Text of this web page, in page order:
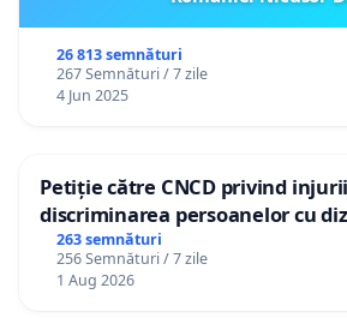
26 813 semnături
267 Semnături / 7 zile
4 Jun 2025
Petiție către CNCD privind
discriminarea persoanelor cu
către utilizatorul TikTok „Gorici”
263 semnături
256 Semnături / 7 zile
1 Aug 2026